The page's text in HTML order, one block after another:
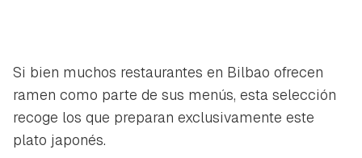
Si bien muchos restaurantes en Bilbao ofrecen
ramen como parte de sus menús, esta selección
recoge los que preparan exclusivamente este
plato japonés.